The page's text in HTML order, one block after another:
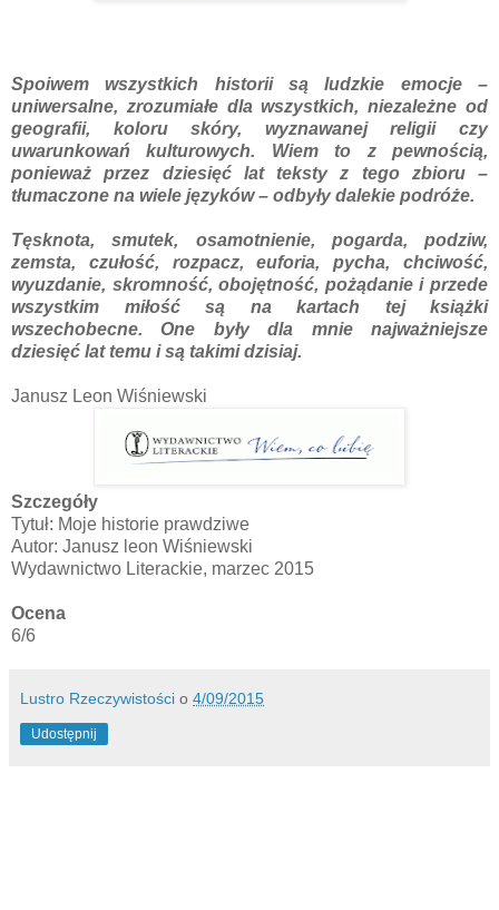
Spoiwem wszystkich historii są ludzkie emocje –
uniwersalne, zrozumiałe dla wszystkich, niezależne od
geografii, koloru skóry, wyznawanej religii czy
uwarunkowań kulturowych. Wiem to z pewnością,
ponieważ przez dziesięć lat teksty z tego zbioru –
tłumaczone na wiele języków – odbyły dalekie podróże.
Tęsknota, smutek, osamotnienie, pogarda, podziw,
zemsta, czułość, rozpacz, euforia, pycha, chciwość,
wyuzdanie, skromność, obojętność, pożądanie i przede
wszystkim miłość są na kartach tej książki
wszechobecne. One były dla mnie najważniejsze
dziesięć lat temu i są takimi dzisiaj.
Janusz Leon Wiśniewski
Szczegóły
Tytuł: Moje historie prawdziwe
Autor: Janusz leon Wiśniewski
Wydawnictwo Literackie, marzec 2015
Ocena
6/6
Lustro Rzeczywistości o 4/09/2015
Udostępnij